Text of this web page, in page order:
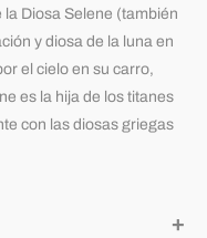
la Diosa Selene (también
y diosa de la luna en
el cielo en su carro,
es la hija de los titanes
con las diosas griegas